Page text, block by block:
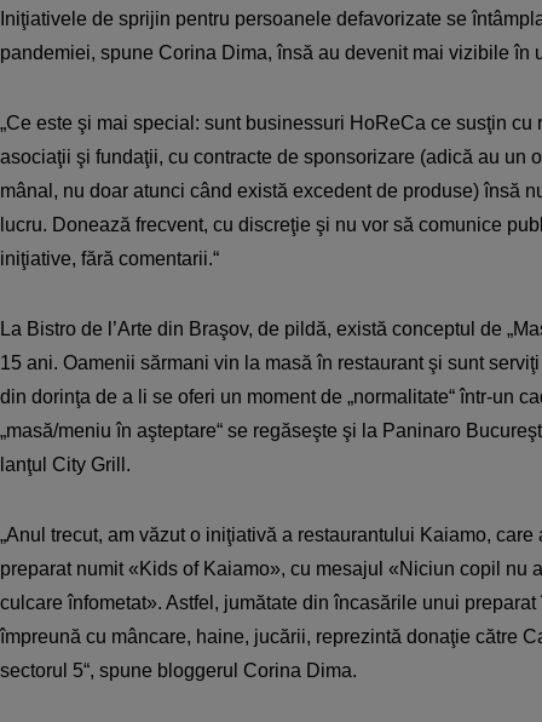
Iniţiativele de sprijin pentru persoanele defavorizate se
pandemiei, spune Corina Dima, însă au devenit mai vizibile în
„Ce este şi mai special: sunt businessuri HoReCa ce susţin cu
asociaţii şi fundaţii, cu contracte de sponsorizare (adică au un
mânal, nu doar atunci când există excedent de produse) însă
lucru. Donează frecvent, cu discreţie şi nu vor să comunice
iniţiative, fără comentarii.“
La Bistro de l’Arte din Braşov, de pildă, există conceptul de
15 ani. Oamenii sărmani vin la masă în restaurant şi sunt
din dorinţa de a li se oferi un moment de „normalitate“ într-un
„masă/meniu în aşteptare“ se regăseşte şi la Paninaro
lanţul City Grill.
„Anul trecut, am văzut o iniţiativă a restaurantului Kaiamo,
preparat numit «Kids of Kaiamo», cu mesajul «Niciun copil nu
culcare înfometat». Astfel, jumătate din încasările unui
împreună cu mâncare, haine, jucării, reprezintă donaţie către
sectorul 5“, spune bloggerul Corina Dima.